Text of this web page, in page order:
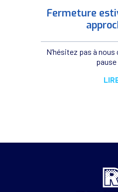
Fermeture
N’hésitez pas à
pause